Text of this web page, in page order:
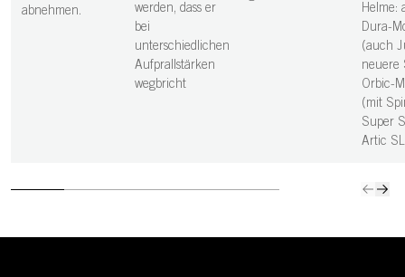
abnehmen.
werden, dass er
bei
unterschiedlichen
Aufprallstärken
wegbricht
Helme:
Dura-
(auch
neuere
Orbic-
(mit
Super
Artic